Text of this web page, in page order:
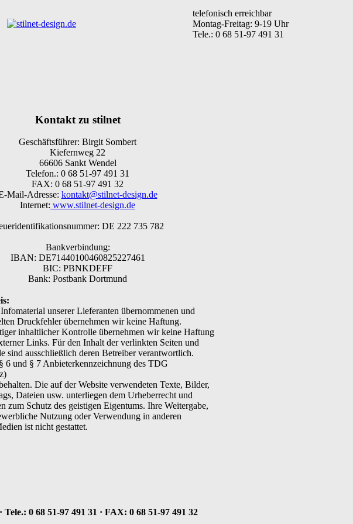
telefonisch erreichbar
Montag-Freitag: 9-19 Uhr
Tele.: 0 68 51-97 491 31
Kontakt zu stilnet
Geschäftsführer: Birgit Sombert
Kiefernweg 22
66606 Sankt Wendel
Telefon.: 0 68 51-97 491 31
FAX: 0 68 51-97 491 32
Mail-Adresse: kontakt@stilnet-design.de
Internet: www.stilnet-design.de
DE 222 735 782
Bankverbindung:
IBAN: DE71440100460825227461
BIC: PBNKDEFF
Bank: Postbank Dortmund
unserer Lieferanten übernommenen und
Druckfehler übernehmen wir keine Haftung.
inhaltlicher Kontrolle übernehmen wir keine Haftung
Links. Für den Inhalt der verlinkten Seiten und
sind ausschließlich deren Betreiber verantwortlich.
6 und § 7 Anbieterkennzeichnung des TDG
Die auf der Website verwendeten Texte, Bilder,
Dateien usw. unterliegen dem Urheberrecht und
zum Schutz des geistigen Eigentums. Ihre Weitergabe,
Nutzung oder Verwendung in anderen
ist nicht gestattet.
0 68 51-97 491 31 · FAX: 0 68 51-97 491 32